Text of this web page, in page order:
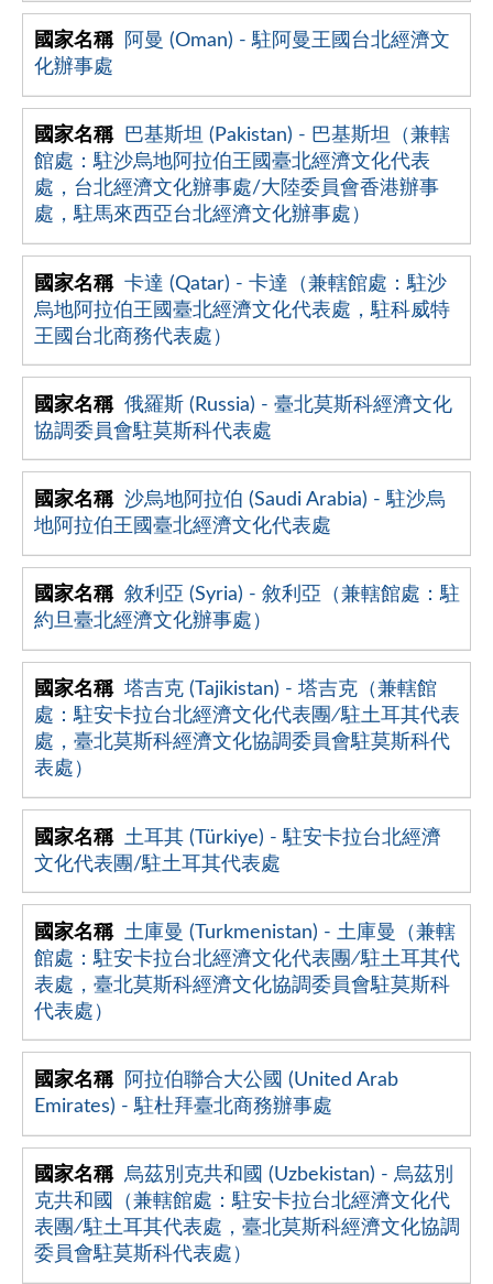
阿曼 (Oman) - 駐阿曼王國台北經濟文
化辦事處
巴基斯坦 (Pakistan) - 巴基斯坦（兼轄
館處：駐沙烏地阿拉伯王國臺北經濟文化代表
處，台北經濟文化辦事處/大陸委員會香港辦事
處，駐馬來西亞台北經濟文化辦事處）
卡達 (Qatar) - 卡達（兼轄館處：駐沙
烏地阿拉伯王國臺北經濟文化代表處，駐科威特
王國台北商務代表處）
俄羅斯 (Russia) - 臺北莫斯科經濟文化
協調委員會駐莫斯科代表處
沙烏地阿拉伯 (Saudi Arabia) - 駐沙烏
地阿拉伯王國臺北經濟文化代表處
敘利亞 (Syria) - 敘利亞（兼轄館處：駐
約旦臺北經濟文化辦事處）
塔吉克 (Tajikistan) - 塔吉克（兼轄館
處：駐安卡拉台北經濟文化代表團∕駐土耳其代表
處，臺北莫斯科經濟文化協調委員會駐莫斯科代
表處）
土耳其 (Türkiye) - 駐安卡拉台北經濟
文化代表團/駐土耳其代表處
土庫曼 (Turkmenistan) - 土庫曼（兼轄
館處：駐安卡拉台北經濟文化代表團∕駐土耳其代
表處，臺北莫斯科經濟文化協調委員會駐莫斯科
代表處）
阿拉伯聯合大公國 (United Arab
Emirates) - 駐杜拜臺北商務辦事處
烏茲別克共和國 (Uzbekistan) - 烏茲別
克共和國（兼轄館處：駐安卡拉台北經濟文化代
表團∕駐土耳其代表處，臺北莫斯科經濟文化協調
委員會駐莫斯科代表處）